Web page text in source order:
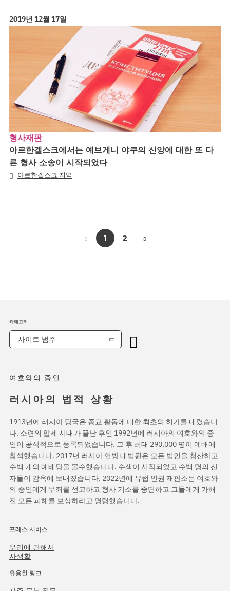
2019년 12월 17일
형사재판
아르한겔스크에서는 예브게니 야쿠의 신앙에 대한 또 다
른 형사 소송이 시작되었다
아르한겔스크 지역
1 2
여호와의 증인
러시아의 법적 상황
1913년에 러시아 당국은 종교 활동에 대한 최초의 허가를 내렸습니
다. 소련의 압제 시대가 끝난 후인 1992년에 러시아의 여호와의 증
인이 공식적으로 등록되었습니다. 그 후 최대 290,000 명이 예배에
참석했습니다. 2017년 러시아 연방 대법원은 모든 법인을 청산하고
수백 개의 예배당을 몰수했습니다. 수색이 시작되었고 수백 명의 신
자들이 감옥에 보내졌습니다. 2022년에 유럽 인권 재판소는 여호와
의 증인에게 무죄를 선고하고 형사 기소를 중단하고 그들에게 가해
진 모든 피해를 보상하라고 명령했습니다.
프레스 서비스
우리에 관해서
사생활
유용한 링크
카테고리
사이트 범주